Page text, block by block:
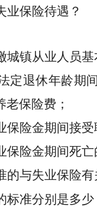
业保险待遇？
城镇从业人员基
定退休年龄期
老保险费 ；
保险金期间接
保险金期间死
与失业保险有
标准分别是多少